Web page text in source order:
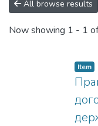
All browse results
Now showing 1 - 1
Item